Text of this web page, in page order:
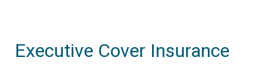
Executive Cover Insurance